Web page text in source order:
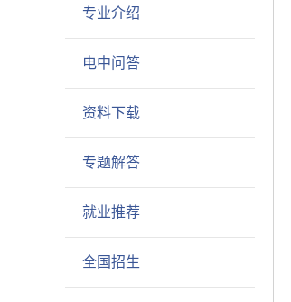
专业介绍
电中问答
资料下载
专题解答
就业推荐
全国招生